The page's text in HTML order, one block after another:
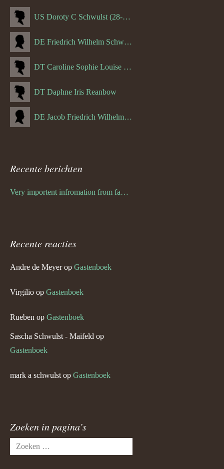
US Doroty C Schwulst (28-12-1919)
DE Friedrich Wilhelm Schwulst
DT Caroline Sophie Louise Schreuder born Schwulst (13-05-1866)
DT Daphne Iris Reanbow
DE Jacob Friedrich Wilhelm Hurth
Recente berichten
Very importent infromation from family Schwulst
Recente reacties
Andre de Meyerop Gastenboek
Virgilio op Gastenboek
Rueben op Gastenboek
Sascha Schwulst - Maifeld op
Gastenboek
mark a schwulst op Gastenboek
Zoeken in pagina’s
Zoeken
naar: